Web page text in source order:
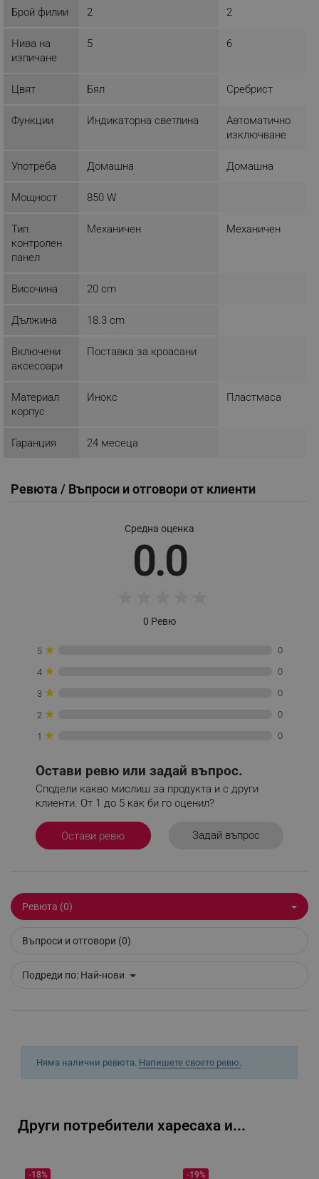
Брой филии 2 2
Нива на
изпичане
5 6
Цвят Бял Сребрист
Функции Индикаторна светлина
Автоматично
изключване
Употреба Домашна Домашна
Мощност 850 W
Тип
контролен
панел
Механичен Механичен
Височина 20 cm
Дължина 18.3 cm
Включени
аксесоари
Поставка за кроасани
Материал
корпус
Инокс Пластмаса
Гаранция 24 месеца
Ревюта / Въпроси и отговори от клиенти
Средна оценка
0.0
0 Ревю
5 ★ 0
4 ★ 0
3 ★ 0
2 ★ 0
1 ★ 0
Остави ревю или задай въпрос.
Сподели какво мислиш за продукта и с други
клиенти. От 1 до 5 как би го оценил?
Остави ревю Задай въпрос
Ревюта (0)
Въпроси и отговори (0)
Подреди по: Най-нови
Няма налични ревюта. Напишете своето ревю.
Други потребители харесаха и...
-18% -19%
НЕКЛАСИФИЦИРАНИ
Таргетиране
Строго необходимите бисквитки позволяват
потребителско влизане и управление на
_nzm_idnl_92166-7699
_nzm_id_92166-7699
_sgf_test_mode
_sgf_delayed_campaigns
_sgf_npq
_sgf_clicked_banners .alleop.bg
_sgf_rq
Google Privacy Policy